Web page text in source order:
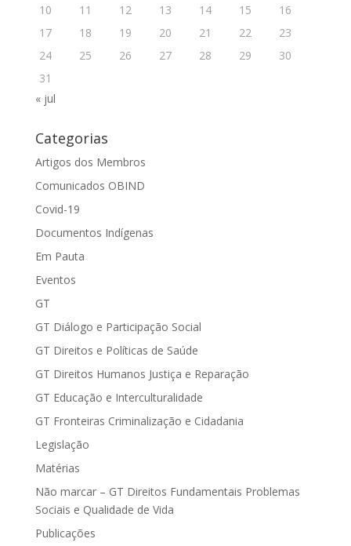
10
11 12 13 14 15
16
17
18 19 20 21 22
23
24
25 26 27 28 29
30
31
« jul
Categorias
Artigos dos Membros
Comunicados OBIND
Covid-19
Documentos Indígenas
Em Pauta
Eventos
GT
GT Diálogo e Participação Social
GT Direitos e Políticas de Saúde
GT Direitos Humanos Justiça e Reparação
GT Educação e Interculturalidade
GT Fronteiras Criminalização e Cidadania
Legislação
Matérias
Não marcar – GT Direitos Fundamentais Problemas
Sociais e Qualidade de Vida
Publicações